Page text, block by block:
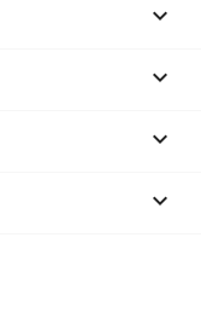



keyboard_arrow_down